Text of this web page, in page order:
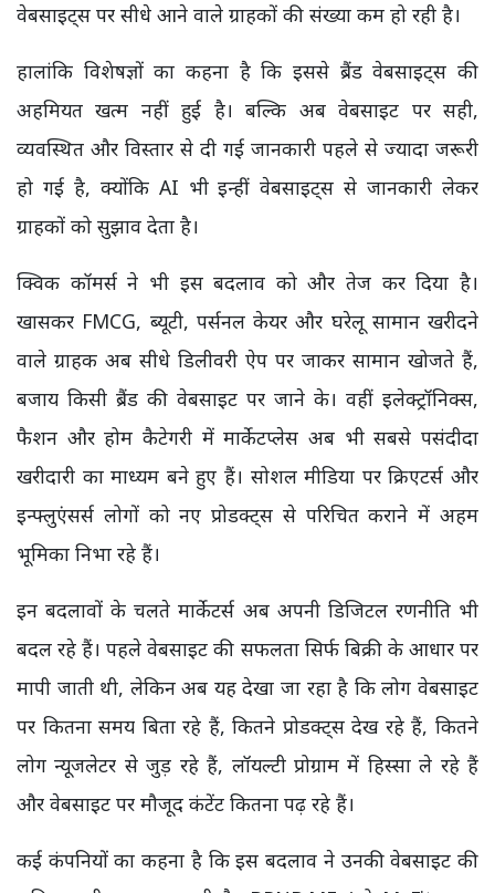
वेबसाइट्स पर सीधे आने वाले ग्राहकों की संख्या कम हो रही है।
हालांकि विशेषज्ञों का कहना है कि इससे ब्रैंड वेबसाइट्स की
अहमियत खत्म नहीं हुई है। बल्कि अब वेबसाइट पर सही,
व्यवस्थित और विस्तार से दी गई जानकारी पहले से ज्यादा जरूरी
हो गई है, क्योंकि AI भी इन्हीं वेबसाइट्स से जानकारी लेकर
ग्राहकों को सुझाव देता है।
क्विक कॉमर्स ने भी इस बदलाव को और तेज कर दिया है।
खासकर FMCG, ब्यूटी, पर्सनल केयर और घरेलू सामान खरीदने
वाले ग्राहक अब सीधे डिलीवरी ऐप पर जाकर सामान खोजते हैं,
बजाय किसी ब्रैंड की वेबसाइट पर जाने के। वहीं इलेक्ट्रॉनिक्स,
फैशन और होम कैटेगरी में मार्केटप्लेस अब भी सबसे पसंदीदा
खरीदारी का माध्यम बने हुए हैं। सोशल मीडिया पर क्रिएटर्स और
इन्फ्लुएंसर्स लोगों को नए प्रोडक्ट्स से परिचित कराने में अहम
भूमिका निभा रहे हैं।
इन बदलावों के चलते मार्केटर्स अब अपनी डिजिटल रणनीति भी
बदल रहे हैं। पहले वेबसाइट की सफलता सिर्फ बिक्री के आधार पर
मापी जाती थी, लेकिन अब यह देखा जा रहा है कि लोग वेबसाइट
पर कितना समय बिता रहे हैं, कितने प्रोडक्ट्स देख रहे हैं, कितने
लोग न्यूजलेटर से जुड़ रहे हैं, लॉयल्टी प्रोग्राम में हिस्सा ले रहे हैं
और वेबसाइट पर मौजूद कंटेंट कितना पढ़ रहे हैं।
कई कंपनियों का कहना है कि इस बदलाव ने उनकी वेबसाइट की